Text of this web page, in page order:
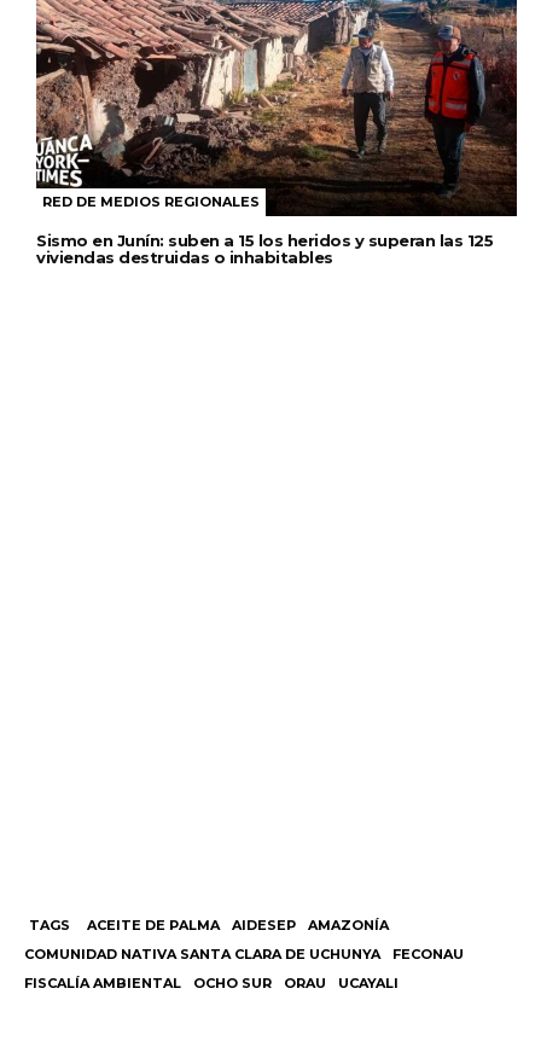
RED DE MEDIOS REGIONALES
Sismo en Junín: suben a 15 los heridos y superan las 125
viviendas destruidas o inhabitables
TAGS ACEITE DE PALMA AIDESEP
AMAZONÍA
COMUNIDAD NATIVA SANTA CLARA DE UCHUNYA
FECONAU
FISCALÍA AMBIENTAL
OCHO SUR ORAU UCAYALI